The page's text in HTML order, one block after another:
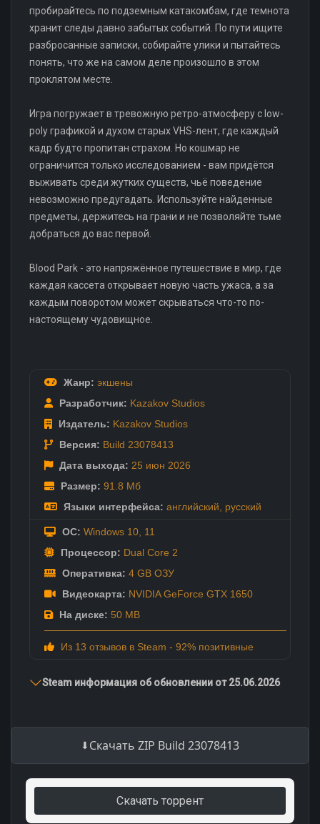
пробирайтесь по подземным катакомбам, где темнота
хранит следы давно забытых событий. По пути ищите
разбросанные записки, собирайте улики и пытайтесь
понять, что же на самом деле произошло в этом
проклятом месте.
Игра погружает в тревожную ретро-атмосферу с low-
poly графикой и духом старых VHS-лент, где каждый
кадр будто пропитан страхом. Но кошмар не
ограничится только исследованием - вам придётся
выживать среди жутких существ, чьё поведение
невозможно предугадать. Используйте найденные
предметы, держитесь на грани и не позволяйте тьме
добраться до вас первой.
Blood Park - это напряжённое путешествие в мир, где
каждая кассета открывает новую часть ужаса, а за
каждым поворотом может скрываться что-то по-
настоящему чудовищное.
Жанр: экшены
Разработчик: Kazakov Studios
Издатель: Kazakov Studios
Версия: Build 23078413
Дата выхода: 25 июн 2026
Размер: 91.8 Мб
Языки интерфейса: английский русский
ОС: Windows 10, 11
Процессор: Dual Core 2
Оперативка: 4 GB ОЗУ
Видеокарта: NVIDIA GeForce GTX 1650
На диске: 50 MB
Из 13 отзывов в Steam - 92% позитивные
Steam информация об обновлении от 25.06.2026
Скачать ZIP Build 23078413
Скачать торрент